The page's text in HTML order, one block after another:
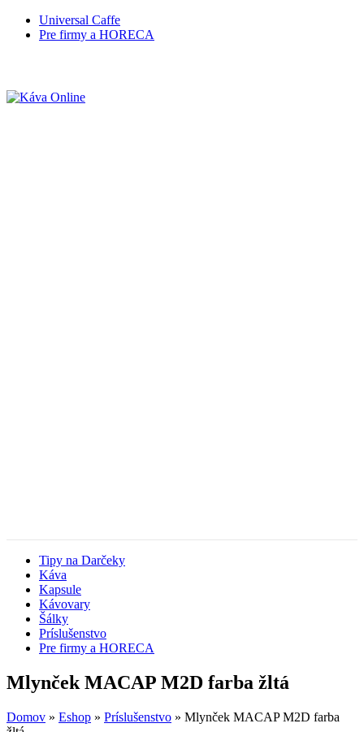
Universal Caffe
Pre firmy a HORECA
Tipy na Darčeky
Káva
Kapsule
Kávovary
Šálky
Príslušenstvo
Pre firmy a HORECA
Mlynček MACAP M2D farba žltá
Domov » Eshop » Príslušenstvo » Mlynček MACAP M2D farba